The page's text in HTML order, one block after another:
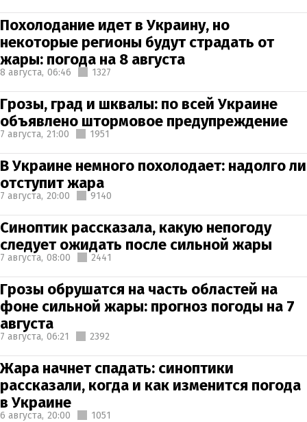
Похолодание идет в Украину, но
некоторые регионы будут страдать от
жары: погода на 8 августа
8 августа, 06:46 1327
Грозы, град и шквалы: по всей Украине
объявлено штормовое предупреждение
7 августа, 21:00 1951
В Украине немного похолодает: надолго ли
отступит жара
7 августа, 20:00 9140
Синоптик рассказала, какую непогоду
следует ожидать после сильной жары
7 августа, 08:00 2441
Грозы обрушатся на часть областей на
фоне сильной жары: прогноз погоды на 7
августа
7 августа, 06:21 2392
Жара начнет спадать: синоптики
рассказали, когда и как изменится погода
в Украине
6 августа, 20:00 1051